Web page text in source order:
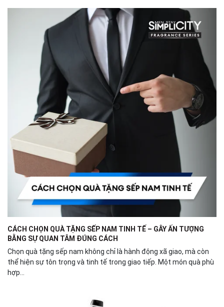
CÁCH CHỌN QUÀ TẶNG SẾP NAM TINH TẾ – GÂY ẤN TƯỢNG
BẰNG SỰ QUAN TÂM ĐÚNG CÁCH
Chọn quà tặng sếp nam không chỉ là hành động xã giao, mà còn
thể hiện sự tôn trọng và tinh tế trong giao tiếp. Một món quà phù
hợp...